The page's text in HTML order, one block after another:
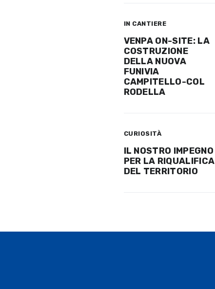
IN CANTIERE
VENPA ON-SITE: LA
COSTRUZIONE
DELLA NUOVA
FUNIVIA
CAMPITELLO-COL
RODELLA
CURIOSITÀ
IL NOSTRO IMPEGNO
PER LA RIQUALIFICA
DEL TERRITORIO